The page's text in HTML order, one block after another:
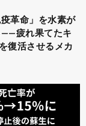
革命」を水素が
疲れ果てたキ
復活させるメカ